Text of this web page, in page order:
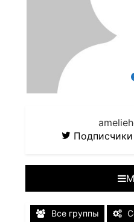
Подписчики
Все группы